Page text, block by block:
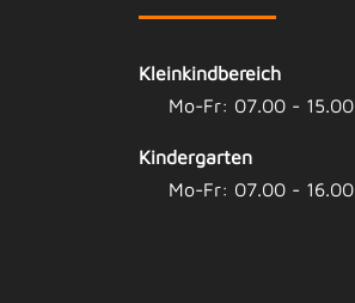
Kleinkindbereich
Mo-Fr: 07.00 - 15.00
Kindergarten
Mo-Fr: 07.00 - 16.00